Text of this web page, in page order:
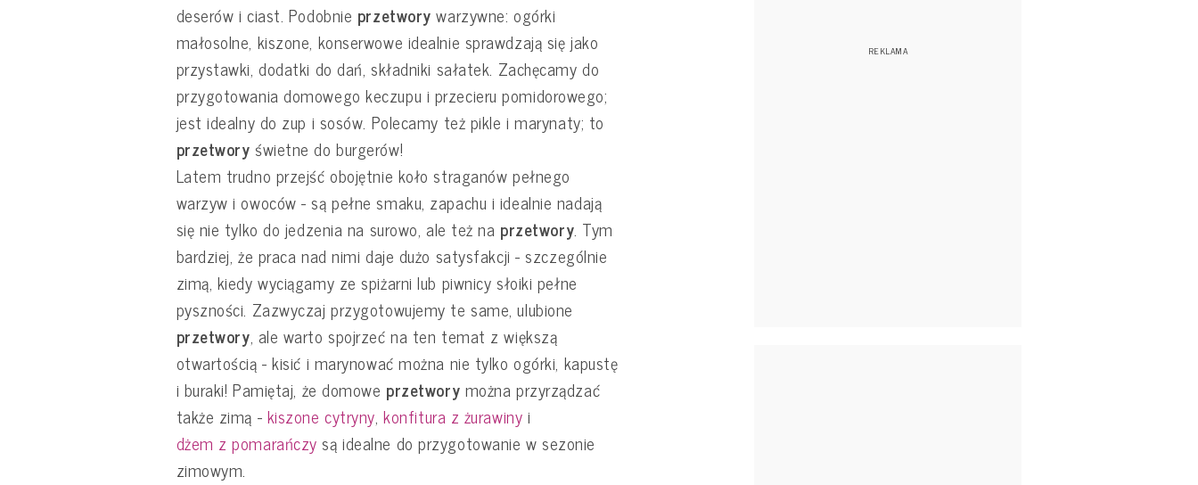
deserów i ciast. Podobnie przetwory warzywne: ogórki
małosolne, kiszone, konserwowe idealnie sprawdzają się jako
przystawki, dodatki do dań, składniki sałatek. Zachęcamy do
przygotowania domowego keczupu i przecieru pomidorowego;
jest idealny do zup i sosów. Polecamy też pikle i marynaty; to
przetwory świetne do burgerów!
Latem trudno przejść obojętnie koło straganów pełnego
warzyw i owoców - są pełne smaku, zapachu i idealnie nadają
się nie tylko do jedzenia na surowo, ale też na przetwory. Tym
bardziej, że praca nad nimi daje dużo satysfakcji - szczególnie
zimą, kiedy wyciągamy ze spiżarni lub piwnicy słoiki pełne
pyszności. Zazwyczaj przygotowujemy te same, ulubione
przetwory, ale warto spojrzeć na ten temat z większą
otwartością - kisić i marynować można nie tylko ogórki, kapustę
i buraki! Pamiętaj, że domowe przetwory można przyrządzać
także zimą - kiszone cytryny,konfitura z żurawiny i
dżem z pomarańczy są idealne do przygotowanie w sezonie
zimowym.